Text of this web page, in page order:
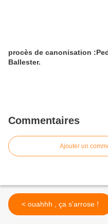
procès de canonisation
Ballester.
Commentaires
Ajouter un
< ouahhh , ça s'arrose !